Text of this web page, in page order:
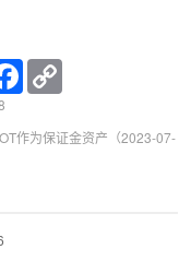
Facebook
作为保证金资产（2023-07-